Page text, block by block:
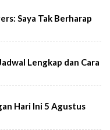
Saya Tak Berharap
Lengkap dan Cara
Hari Ini 5 Agustus